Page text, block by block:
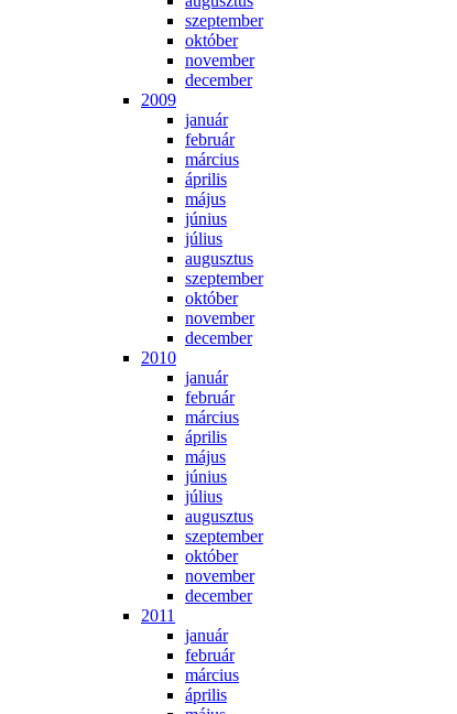
szep­tem­ber
ok­tó­ber
no­vem­ber
de­cem­ber
2009
ja­nu­ár
feb­ru­ár
már­ci­us
áp­ri­lis
má­jus
jú­ni­us
jú­li­us
au­gusz­tus
szep­tem­ber
ok­tó­ber
no­vem­ber
de­cem­ber
2010
ja­nu­ár
feb­ru­ár
már­ci­us
áp­ri­lis
má­jus
jú­ni­us
jú­li­us
au­gusz­tus
szep­tem­ber
ok­tó­ber
no­vem­ber
de­cem­ber
2011
ja­nu­ár
feb­ru­ár
már­ci­us
áp­ri­lis